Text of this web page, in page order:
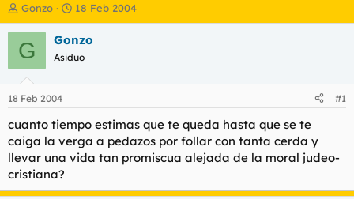
I
n
i
c
a
d
o
r
d
e
t
e
Gonzo
F
e
c
a
i
n
c
i
18 Feb 2004
G Gonzo
Asiduo
18 Feb 2004 #1
cuanto tiempo estimas que te queda hasta que se te
caiga la verga a pedazos por follar con tanta cerda y
llevar una vida tan promiscua alejada de la moral judeo-
cristiana?